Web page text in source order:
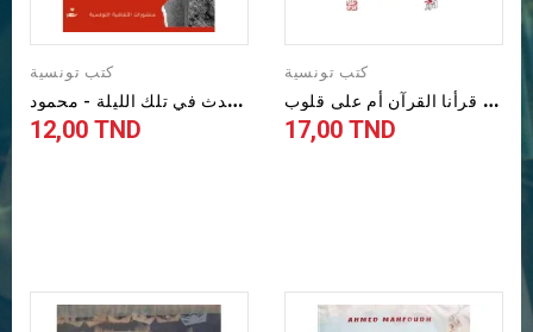
كتب تونسية
ح
دث في تلك الليلة - محمود...
Prix
12,00 TND
كتب تونسية
ه
ل قرأنا القرآن أم على قلوب...
Prix
17,00 TND